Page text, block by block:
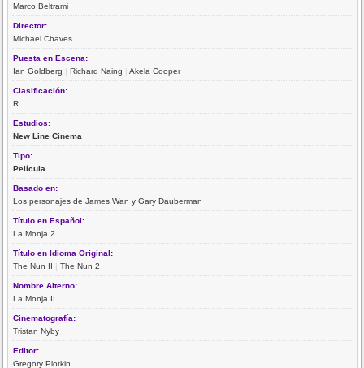
Marco Beltrami
Director:
Michael Chaves
Puesta en Escena:
Ian Goldberg |Richard Naing |Akela Cooper
Clasificación:
R
Estudios:
New Line Cinema
Tipo:
Película
Basado en:
Los personajes de James Wan y Gary Dauberman
Título en Español:
La Monja 2
Título en Idioma Original:
The Nun II |The Nun 2
Nombre Alterno:
La Monja II
Cinematografía:
Tristan Nyby
Editor:
Gregory Plotkin